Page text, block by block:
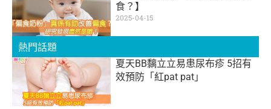
食？】
2025-04-15
熱門話題
夏天BB黐立立易患尿布疹 5招有
效預防「紅pat pat」